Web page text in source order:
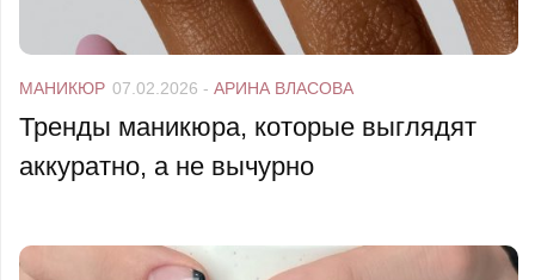
МАНИКЮР 07.02.2026 - АРИНА ВЛАСОВА
Тренды маникюра, которые выглядят
аккуратно, а не вычурно